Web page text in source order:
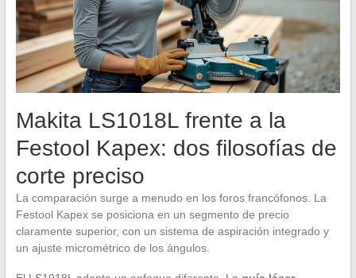
Makita LS1018L frente a la
Festool Kapex: dos filosofías de
corte preciso
La comparación surge a menudo en los foros francófonos. La
Festool Kapex se posiciona en un segmento de precio
claramente superior, con un sistema de aspiración integrado y
un ajuste micrométrico de los ángulos.